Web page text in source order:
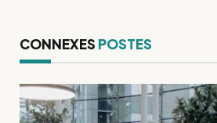
CONNEXES POSTES